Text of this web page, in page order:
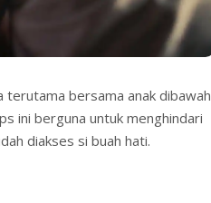
bersama anak dibawah
ini berguna untuk menghindari
diakses si buah hati.